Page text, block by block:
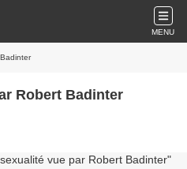
MENU
Robert Badinter